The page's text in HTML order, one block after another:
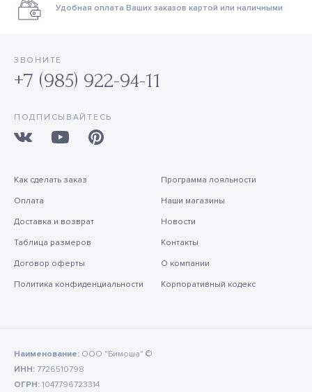
Удобная оплата Ваших заказов картой или наличными
ЗВОНИТЕ
+7 (985) 922-94-11
ПОДПИСЫВАЙТЕСЬ
Как сделать заказ
Оплата
Доставка и возврат
Таблица размеров
Договор оферты
Политика конфиденциальности
Программа лояльности
Наши магазины
Новости
Контакты
О компании
Корпоративный кодекс
Наименование: ООО "Бимоша" ©
ИНН: 7726510798
ОГРН: 1047796723314